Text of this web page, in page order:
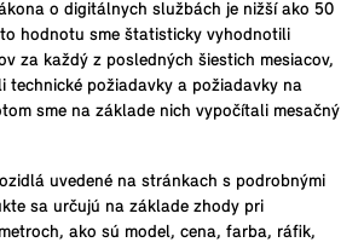
o digitálnych službách je nižší ako 50
hodnotu sme štatisticky vyhodnotili
za každý z posledných šiestich mesiacov,
technické požiadavky a požiadavky na
sme na základe nich vypočítali mesačný
uvedené na stránkach s podrobnými
sa určujú na základe zhody pri
ako sú model, cena, farba, ráfik,